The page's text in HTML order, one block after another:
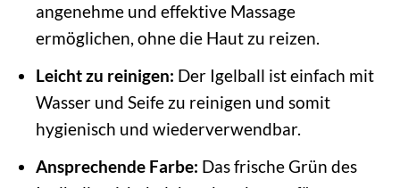
angenehme und effektive Massage
ermöglichen, ohne die Haut zu reizen.
Leicht zu reinigen: Der Igelball ist einfach mit
Wasser und Seife zu reinigen und somit
hygienisch und wiederverwendbar.
Ansprechende Farbe: Das frische Grün des